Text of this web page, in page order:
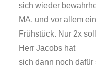
sich wieder
MA, und vor allem
Frühstück. Nur 2x
Herr Jacobs hat
sich dann noch